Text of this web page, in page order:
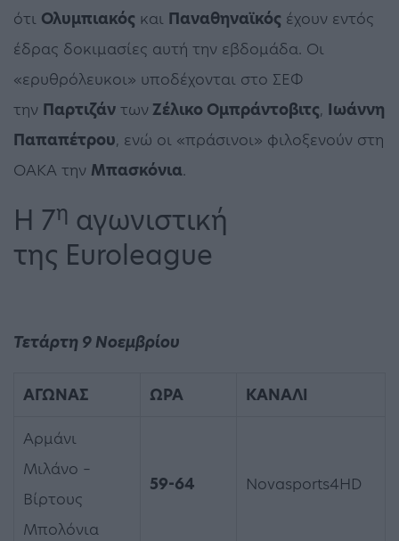
ότι Ολυμπιακός και Παναθηναϊκός έχουν εντός
έδρας δοκιμασίες αυτή την εβδομάδα. Οι
«ερυθρόλευκοι» υποδέχονται στο ΣΕΦ
την Παρτιζάν των Ζέλικο Ομπράντοβιτς, Ιωάννη
Παπαπέτρου, ενώ οι «πράσινοι» φιλοξενούν στη
ΟΑΚΑ την Μπασκόνια.
H 7η αγωνιστική
της Euroleague
Τετάρτη 9 Νοεμβρίου
ΑΓΩΝΑΣ ΩΡΑ ΚΑΝΑΛΙ
Αρμάνι
Μιλάνο –
Βίρτους
Μπολόνια
59-64 Novasports4HD